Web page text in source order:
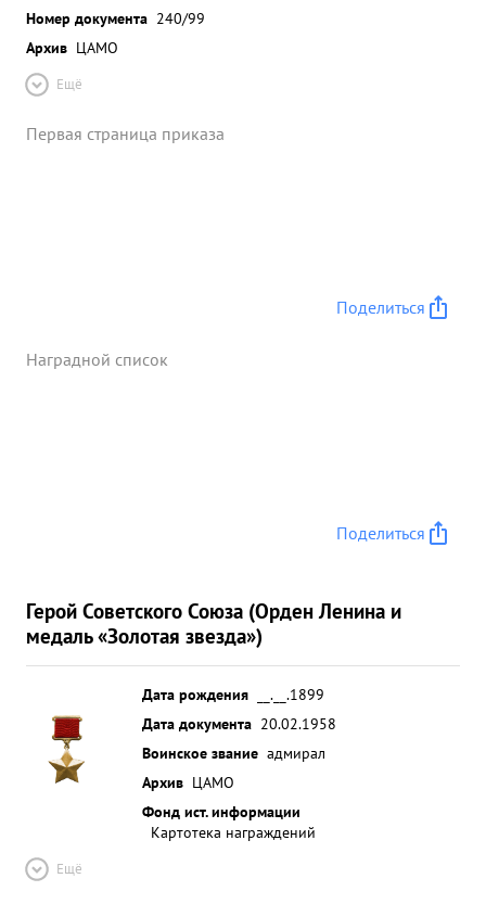
Номер документа 240/99
Архив ЦАМО
Ещё
Первая страница приказа
Поделиться
Наградной список
Поделиться
Герой Советского Союза (Орден Ленина и
медаль «Золотая звезда»)
Дата рождения
__.__.1899
Дата документа 20.02.1958
Воинское звание адмирал
Архив ЦАМО
Фонд ист. информации
Картотека награждений
Ещё